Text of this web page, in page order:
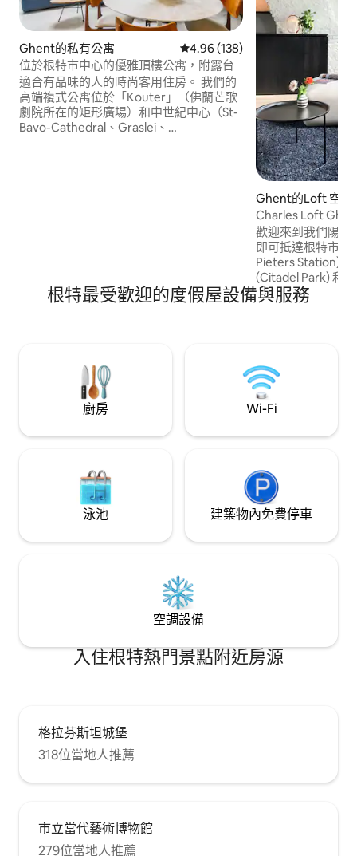
Ghent的私有公寓 從 138 則評價中獲得 4.96 的平均
4.96 (138)
位於根特市中心的優雅頂樓公寓，附露台
適合有品味的人的時尚客用住房。 我們的
高端複式公寓位於「Kouter」（佛蘭芒歌
劇院所在的矩形廣場）和中世紀中心（St-
Bavo-Cathedral、Graslei、
Ghent的Loft 空間
Charles Loft
歡迎來到我們陽光
即可抵達根特市中
Pieters Station)，
(Citadel Park) 和
充滿活力且時尚的
的 Loft 位於一棟
時尚綠洲中放鬆身
根特最受歡迎的度假屋設備與服務
廚房 Wi-Fi
泳池 建築物內免費停車
空調設備
入住根特熱門景點附近房源
格拉芬斯坦城堡
318位當地人推薦
市立當代藝術博物館
279位當地人推薦